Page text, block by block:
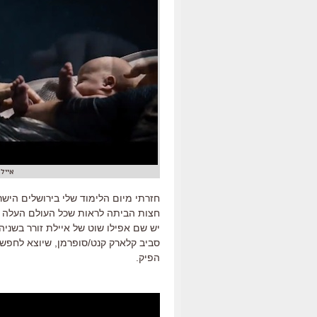
חזרתי מיום הלימוד שלי בירושלים
חצות הביתה לראות שכל העולם העלה
סביב קלארק קנט/סופרמן, שיוצא לחפש
הפיק.